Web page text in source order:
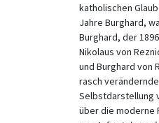
katholischen
Jahre Burghard,
Burghard, der
Nikolaus von
und Burghard von
rasch
Selbstdarstellung
über die moderne